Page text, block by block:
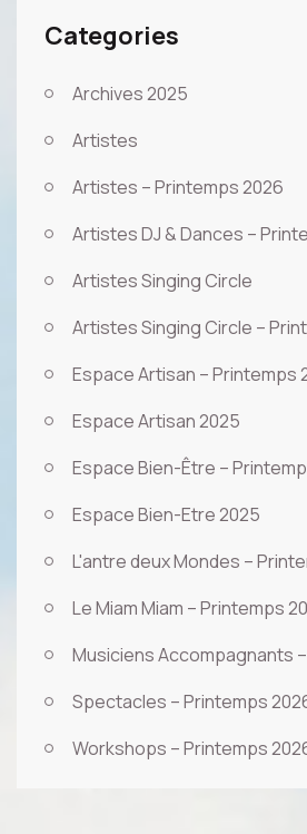
Categories
Archives 2025
Artistes
Artistes – Printemps 2026
Artistes DJ & Dances –
Artistes Singing Circle
Artistes Singing Circle –
Espace Artisan – Printemps
Espace Artisan 2025
Espace Bien-Être –
Espace Bien-Etre 2025
L'antre deux Mondes –
Le Miam Miam – Printemps
Musiciens Accompagnants
Spectacles – Printemps
Workshops – Printemps